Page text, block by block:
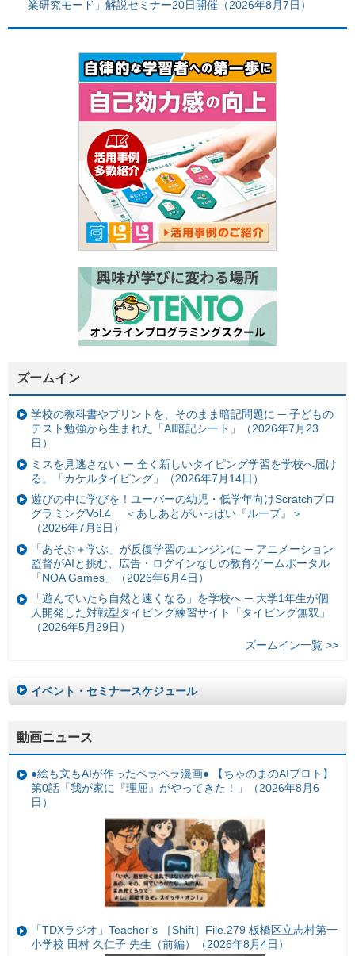
業研究モード」解説セミナー20日開催（2026年8月7日）
ズームイン
学校の教科書やプリントを、そのまま暗記問題に ─ 子どもの
テスト勉強から生まれた「AI暗記シート」（2026年7月23
日）
ミスを見逃さない ー 全く新しいタイピング学習を学校へ届け
る。「カケルタイピング」（2026年7月14日）
遊びの中に学びを！ユーバーの幼児・低学年向けScratchプロ
グラミングVol.4 ＜あしあとがいっぱい『ループ』＞
（2026年7月6日）
「あそぶ＋学ぶ」が反復学習のエンジンに ─ アニメーション
監督がAIと挑む、広告・ログインなしの教育ゲームポータル
「NOA Games」（2026年6月4日）
「遊んでいたら自然と速くなる」を学校へ ─ 大学1年生が個
人開発した対戦型タイピング練習サイト「タイピング無双」
（2026年5月29日）
ズームイン一覧 >>
イベント・セミナースケジュール
動画ニュース
●絵も文もAIが作ったペラペラ漫画● 【ちゃのまのAIプロト】
第0話「我が家に『理屈』がやってきた！」（2026年8月6
日）
「TDXラジオ」Teacher’s ［Shift］File.279 板橋区立志村第一
小学校 田村 久仁子 先生（前編）（2026年8月4日）